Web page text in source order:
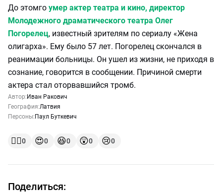
До этомго умер актер театра и кино, директор
Молодежного драматического театра Олег
Погорелец, известный зрителям по сериалу «Жена
олигарха». Ему было 57 лет. Погорелец скончался в
реанимации больницы. Он ушел из жизни, не приходя в
сознание, говорится в сообщении. Причиной смерти
актера стал оторвавшийся тромб.
Автор: Иван Ракович
География:Латвия
Персоны: Паул Буткевич
👍🏻0 😍0 😆0 😲0 😢0
Поделиться: